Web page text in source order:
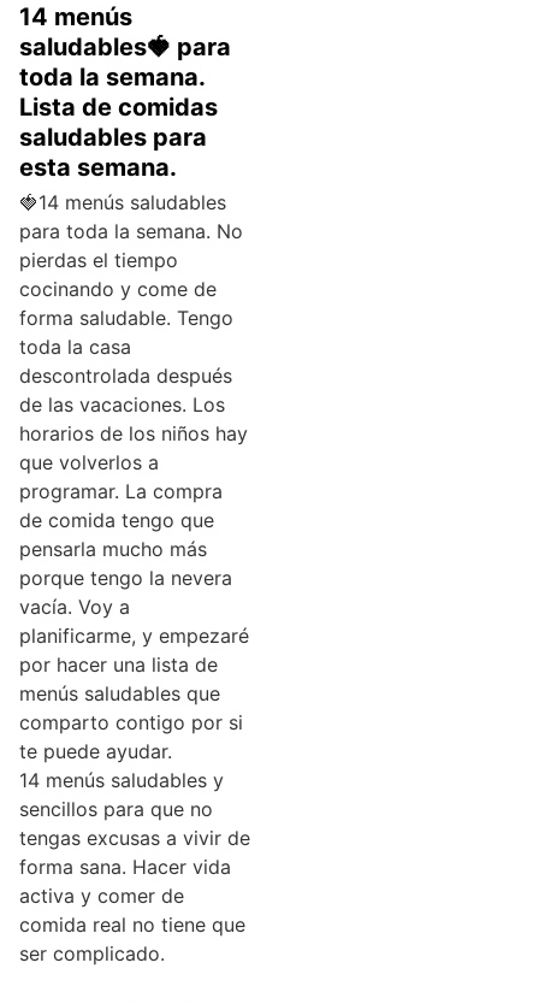
14 menús
saludables🍓 para
toda la semana.
Lista de comidas
saludables para
esta semana.
🍓14 menús saludables
para toda la semana. No
pierdas el tiempo
cocinando y come de
forma saludable. Tengo
toda la casa
descontrolada después
de las vacaciones. Los
horarios de los niños hay
que volverlos a
programar. La compra
de comida tengo que
pensarla mucho más
porque tengo la nevera
vacía. Voy a
planificarme, y empezaré
por hacer una lista de
menús saludables que
comparto contigo por si
te puede ayudar.
14 menús saludables y
sencillos para que no
tengas excusas a vivir de
forma sana. Hacer vida
activa y comer de
comida real no tiene que
ser complicado.